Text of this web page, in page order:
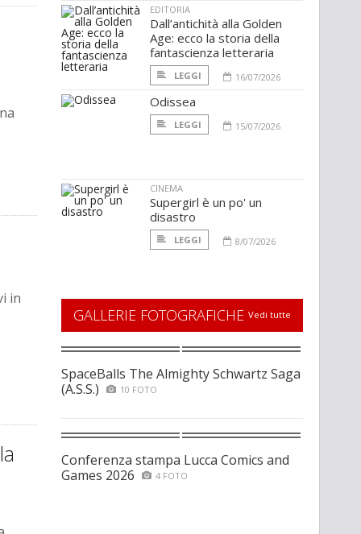
in
EDITORIA
Dall’antichità alla Golden
Age: ecco la storia della
fantascienza letteraria
LEGGI 16/07/2026
Odissea
LEGGI 15/07/2026
CINEMA
Supergirl è un po' un
disastro
LEGGI 8/07/2026
GALLERIE FOTOGRAFICHE Vedi tutte
SpaceBalls The Almighty Schwartz Saga
(A.S.S.)
10 FOTO
Conferenza stampa Lucca Comics and
Games 2026
4 FOTO